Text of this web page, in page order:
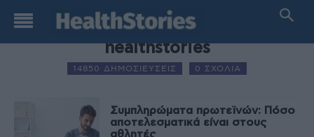
AUTHOR NAME
healthstories
14850 ΔΗΜΟΣΙΕΥΣΕΙΣ 0 ΣΧΟΛΙΑ
Συμπληρώματα πρωτεϊνών: Πόσο
αποτελεσματικά είναι στους
αθλητές